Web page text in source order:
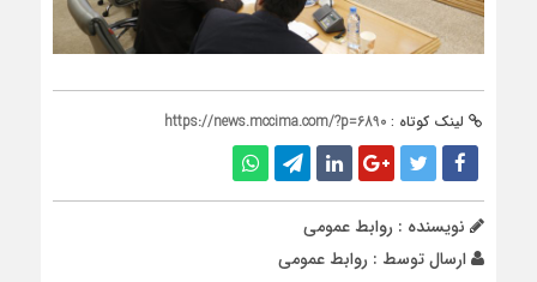
لینک کوتاه : https://news.mccima.com/?p=6890
نویسنده : روابط عمومی
ارسال توسط : روابط عمومی